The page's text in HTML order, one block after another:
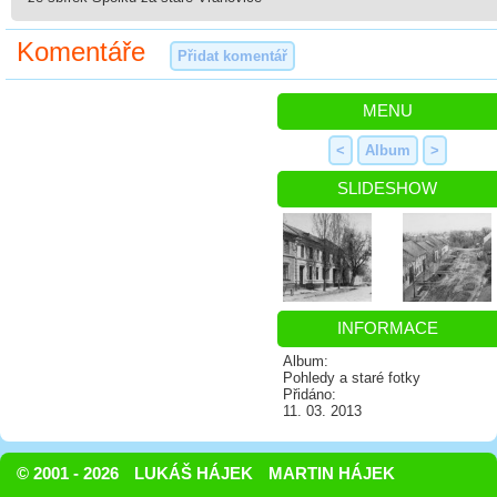
Komentáře Přidat komentář
MENU
< Album >
SLIDESHOW
INFORMACE
Album:
Pohledy a staré fotky
Přidáno:
11. 03. 2013
© 2001 - 2026 LUKÁŠ HÁJEK MARTIN HÁJEK